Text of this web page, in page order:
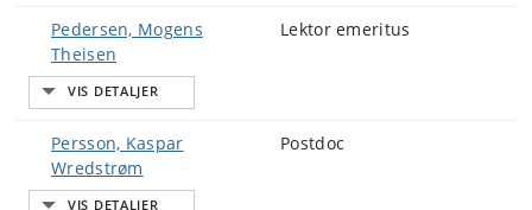
Pedersen, Mogens
Theisen
Lektor emeritus
Persson, Kaspar
Wredstrøm
Postdoc